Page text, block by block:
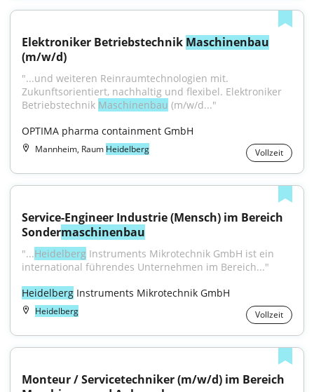
Elektroniker Betriebstechnik Maschinenbau
(m/w/d)
"...und weiteren Reinraumtechnologien mit.
Zukunftsorientiert, nachhaltig und flexibel. Elektroniker
Betriebstechnik Maschinenbau (m/w/d..."
OPTIMA pharma containment GmbH
Mannheim, Raum Heidelberg Vollzeit
Service-Engineer Industrie (Mensch) im Bereich
Sondermaschinenbau
"...Heidelberg Instruments Mikrotechnik GmbH ist ein
international führendes Unternehmen im Bereich..."
Heidelberg Instruments Mikrotechnik GmbH
Heidelberg Vollzeit
Monteur / Servicetechniker (m/w/d) im Bereich